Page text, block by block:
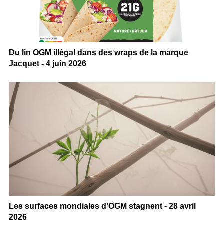
Du lin OGM illégal dans des wraps de la marque
Jacquet - 4 juin 2026
Les surfaces mondiales d’OGM stagnent - 28 avril
2026